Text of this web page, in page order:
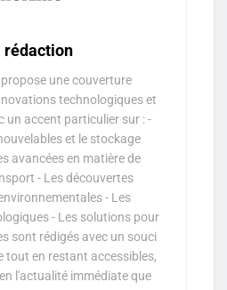
rédaction
une couverture
technologiques et
un accent particulier sur : -
et le stockage
avancées en matière de
- Les découvertes
- Les
- Les solutions pour
sont rédigés avec un souci
tout en restant accessibles,
l'actualité immédiate que